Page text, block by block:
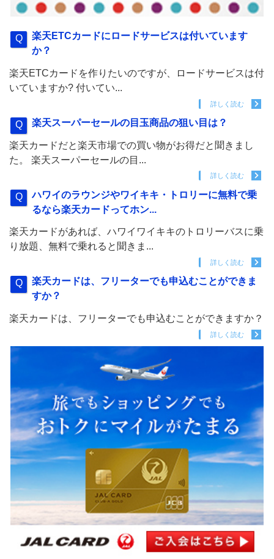
楽天ETCカードにロードサービスは付いています
か？
楽天ETCカードを作りたいのですが、ロードサービスは付
いていますか? 付いてい...
詳しく読む
楽天スーパーセールの目玉商品の狙い目は？
楽天カードだと楽天市場での買い物がお得だと聞きまし
た。 楽天スーパーセールの目...
詳しく読む
ハワイのラウンジやワイキキ・トロリーに無料で乗
るなら楽天カードってホン...
楽天カードがあれば、ハワイワイキキのトロリーバスに乗
り放題、無料で乗れると聞きま...
詳しく読む
楽天カードは、フリーターでも申込むことができま
すか？
楽天カードは、フリーターでも申込むことができますか？
詳しく読む